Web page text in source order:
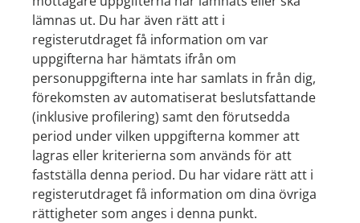
lämnas ut. Du har även rätt att i
registerutdraget få information om var
uppgifterna har hämtats ifrån om
personuppgifterna inte har samlats in från dig,
förekomsten av automatiserat beslutsfattande
(inklusive profilering) samt den förutsedda
period under vilken uppgifterna kommer att
lagras eller kriterierna som används för att
fastställa denna period. Du har vidare rätt att i
registerutdraget få information om dina övriga
rättigheter som anges i denna punkt.